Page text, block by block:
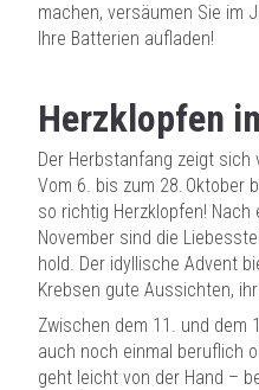
machen, versäumen Sie im
Ihre Batterien aufladen!
Herzklopfen
Der Herbstanfang zeigt sich
Vom 6. bis zum 28. Oktober
so richtig Herzklopfen!
November sind die
hold. Der idyllische Advent
Krebsen gute Aussichten,
Zwischen dem 11. und dem
auch noch einmal beruflich
geht leicht von der Hand –